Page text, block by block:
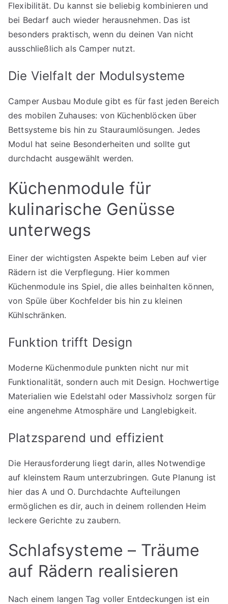
Flexibilität. Du kannst sie beliebig kombinieren und
bei Bedarf auch wieder herausnehmen. Das ist
besonders praktisch, wenn du deinen Van nicht
ausschließlich als Camper nutzt.
Die Vielfalt der Modulsysteme
Camper Ausbau Module gibt es für fast jeden Bereich
des mobilen Zuhauses: von Küchenblöcken über
Bettsysteme bis hin zu Stauraumlösungen. Jedes
Modul hat seine Besonderheiten und sollte gut
durchdacht ausgewählt werden.
Küchenmodule für
kulinarische Genüsse
unterwegs
Einer der wichtigsten Aspekte beim Leben auf vier
Rädern ist die Verpflegung. Hier kommen
Küchenmodule ins Spiel, die alles beinhalten können,
von Spüle über Kochfelder bis hin zu kleinen
Kühlschränken.
Funktion trifft Design
Moderne Küchenmodule punkten nicht nur mit
Funktionalität, sondern auch mit Design. Hochwertige
Materialien wie Edelstahl oder Massivholz sorgen für
eine angenehme Atmosphäre und Langlebigkeit.
Platzsparend und effizient
Die Herausforderung liegt darin, alles Notwendige
auf kleinstem Raum unterzubringen. Gute Planung ist
hier das A und O. Durchdachte Aufteilungen
ermöglichen es dir, auch in deinem rollenden Heim
leckere Gerichte zu zaubern.
Schlafsysteme – Träume
auf Rädern realisieren
Nach einem langen Tag voller Entdeckungen ist ein